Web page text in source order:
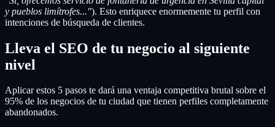
y pueblos limítrofes..."). Esto enriquece enormemente tu perfil con
intenciones de búsqueda de clientes.
Lleva el SEO de tu negocio al siguiente
nivel
Aplicar estos 5 pasos te dará una ventaja competitiva brutal sobre el
95% de los negocios de tu ciudad que tienen perfiles completamente
abandonados.